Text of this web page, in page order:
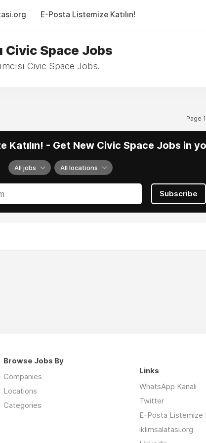
E-Posta Listemize Katılın!
Civic Space Jobs
Civic Space Jobs.
Page
Katılın! - Get New Civic Space Jobs in
All jobs All locations
Subscribe
Browse Jobs By
Companies
Locations
Categories
Links
WhatsApp Kanalı
Twitter
E-Posta Listemize
iklimsalatasi.org